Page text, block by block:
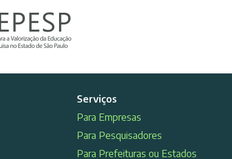
Serviços
Para Empresas
Para Pesquisadores
Para Prefeituras ou Estados